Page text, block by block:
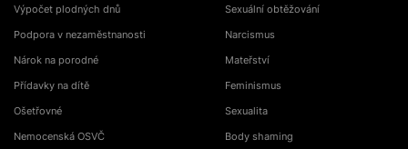
Výpočet plodných dnů
Podpora v nezaměstnanosti
Nárok na porodné
Přídavky na dítě
Ošetřovné
Nemocenská OSVČ
Sexuální obtěžování
Narcismus
Mateřství
Feminismus
Sexualita
Body shaming